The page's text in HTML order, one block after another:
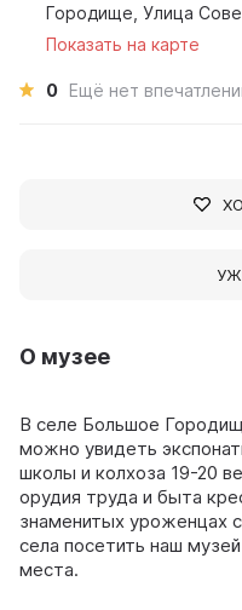
О музее
В селе Большое
можно увидеть
школы и колхоза 19-20
орудия труда и быта
знаменитых уроженцах
села посетить наш
места.
Городище, Улица
Показать на карте
0 Ещё нет